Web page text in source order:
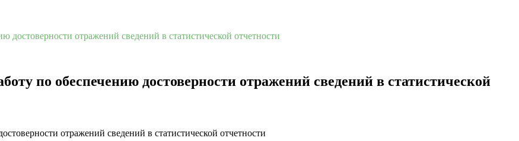
отражений сведений в статистической отчетности
по обеспечению достоверности отражений сведений в статистической